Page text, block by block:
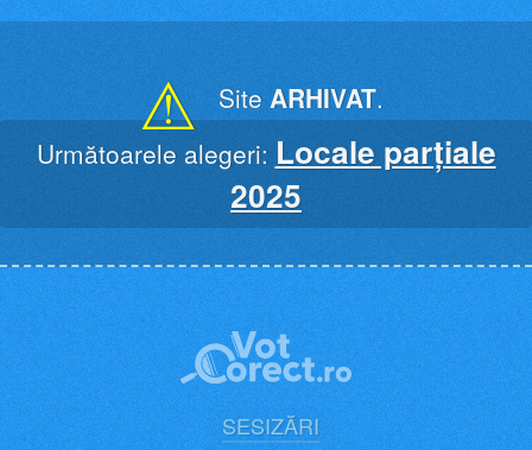
⚠ Site ARHIVAT.
Următoarele alegeri: Locale parțiale
2025
SESIZĂRI